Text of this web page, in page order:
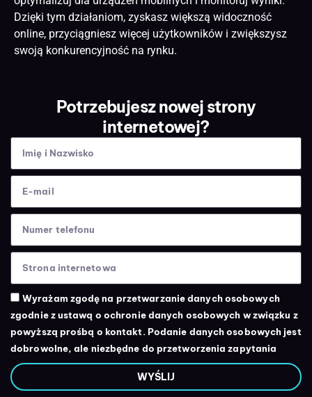
Dzięki tym działaniom, zyskasz większą widoczność
online, przyciągniesz więcej użytkowników i zwiększysz
swoją konkurencyjność na rynku.
Potrzebujesz nowej strony
internetowej?
Wyrażam zgodę na przetwarzanie danych osobowych
zgodnie z ustawą o ochronie danych osobowych w związku z
powyższą prośbą o kontakt. Podanie danych osobowych jest
dobrowolne, ale niezbędne do przetworzenia zapytania
WYŚLIJ